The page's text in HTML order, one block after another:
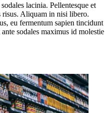
lacinia. Pellentesque et
risus. Aliquam in nisi libero.
eu fermentum sapien tincidunt
sodales maximus id molestie